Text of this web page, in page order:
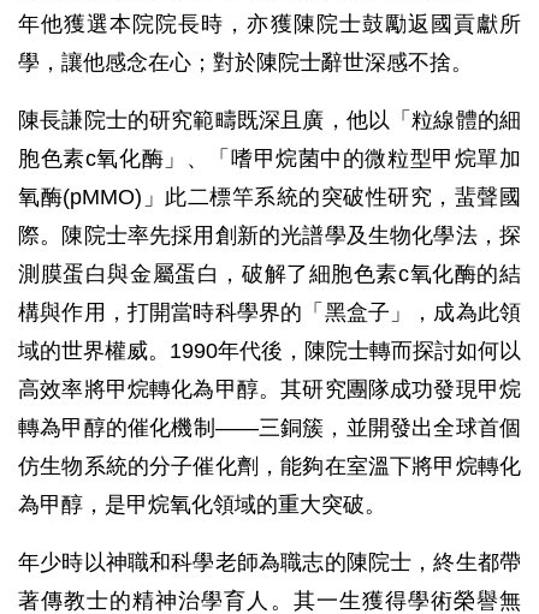
年他獲選本院院長時，亦獲陳院士鼓勵返國貢獻所
學，讓他感念在心；對於陳院士辭世深感不捨。
陳長謙院士的研究範疇既深且廣，他以「粒線體的細
胞色素c氧化酶」、「嗜甲烷菌中的微粒型甲烷單加
氧酶(pMMO)」此二標竿系統的突破性研究，蜚聲國
際。陳院士率先採用創新的光譜學及生物化學法，探
測膜蛋白與金屬蛋白，破解了細胞色素c氧化酶的結
構與作用，打開當時科學界的「黑盒子」，成為此領
域的世界權威。1990年代後，陳院士轉而探討如何以
高效率將甲烷轉化為甲醇。其研究團隊成功發現甲烷
轉為甲醇的催化機制——三銅簇，並開發出全球首個
仿生物系統的分子催化劑，能夠在室溫下將甲烷轉化
為甲醇，是甲烷氧化領域的重大突破。
年少時以神職和科學老師為職志的陳院士，終生都帶
著傳教士的精神治學育人。其一生獲得學術榮譽無